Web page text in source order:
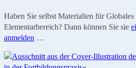
Haben Sie selbst Materialien für
Elementarbereich? Dann können Sie sie
anmelden …